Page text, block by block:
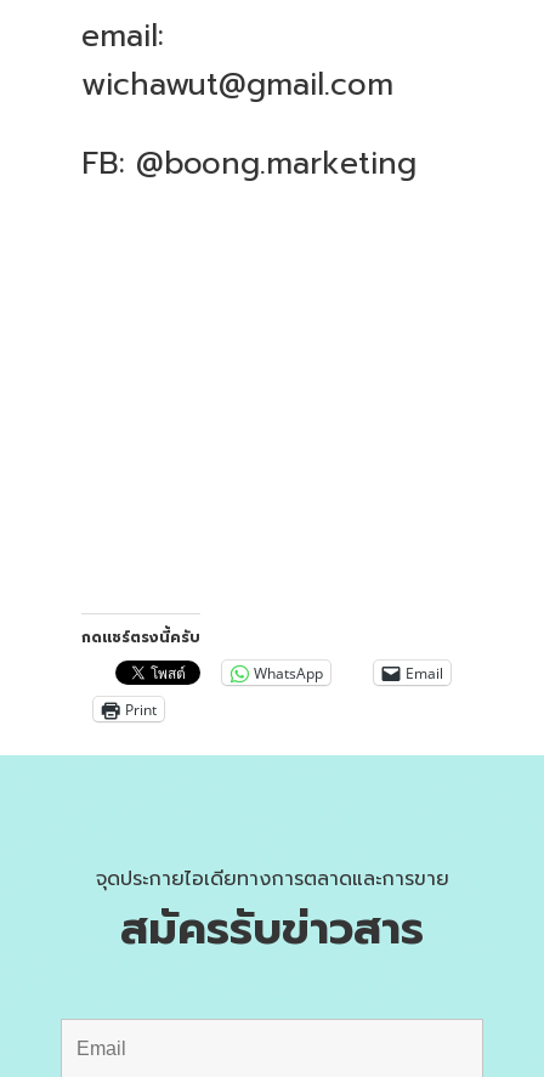
email:
wichawut@gmail.com
FB: @boong.marketing
กดแชร์ตรงนี้ครับ
WhatsApp
Email
Print
จุดประกายไอเดียทางการตลาดและการขาย
สมัครรับข่าวสาร